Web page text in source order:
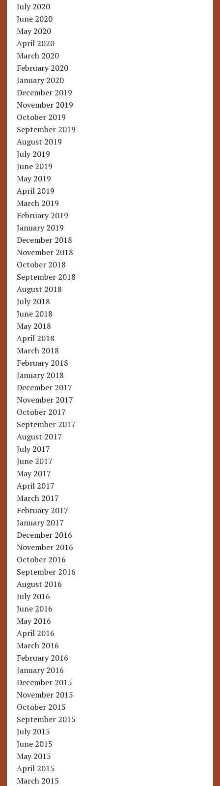
July 2020
June 2020
May 2020
April 2020
March 2020
February 2020
January 2020
December 2019
November 2019
October 2019
September 2019
August 2019
July 2019
June 2019
May 2019
April 2019
March 2019
February 2019
January 2019
December 2018
November 2018
October 2018
September 2018
August 2018
July 2018
June 2018
May 2018
April 2018
March 2018
February 2018
January 2018
December 2017
November 2017
October 2017
September 2017
August 2017
July 2017
June 2017
May 2017
April 2017
March 2017
February 2017
January 2017
December 2016
November 2016
October 2016
September 2016
August 2016
July 2016
June 2016
May 2016
April 2016
March 2016
February 2016
January 2016
December 2015
November 2015
October 2015
September 2015
July 2015
June 2015
May 2015
April 2015
March 2015